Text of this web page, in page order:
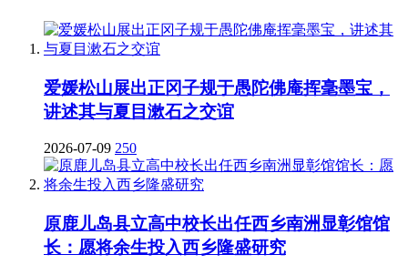
爱媛松山展出正冈子规于愚陀佛庵挥毫墨宝，
讲述其与夏目漱石之交谊
2026-07-09 250
原鹿儿岛县立高中校长出任西乡南洲显彰馆馆
长：愿将余生投入西乡隆盛研究